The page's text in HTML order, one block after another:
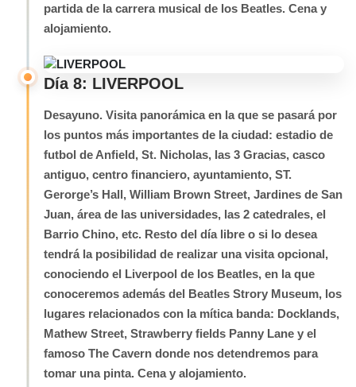
partida de la carrera musical de los Beatles. Cena y
alojamiento.
Día 8: LIVERPOOL
Desayuno. Visita panorámica en la que se pasará por
los puntos más importantes de la ciudad: estadio de
futbol de Anfield, St. Nicholas, las 3 Gracias, casco
antiguo, centro financiero, ayuntamiento, ST.
Gerorge’s Hall, William Brown Street, Jardines de San
Juan, área de las universidades, las 2 catedrales, el
Barrio Chino, etc. Resto del día libre o si lo desea
tendrá la posibilidad de realizar una visita opcional,
conociendo el Liverpool de los Beatles, en la que
conoceremos además del Beatles Strory Museum, los
lugares relacionados con la mítica banda: Docklands,
Mathew Street, Strawberry fields Panny Lane y el
famoso The Cavern donde nos detendremos para
tomar una pinta. Cena y alojamiento.